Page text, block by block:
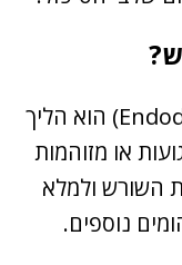
טיפול שורש (Endodontic Treatment) הוא הליך
או מזוהמות
השורש ולמלא
נוספים.